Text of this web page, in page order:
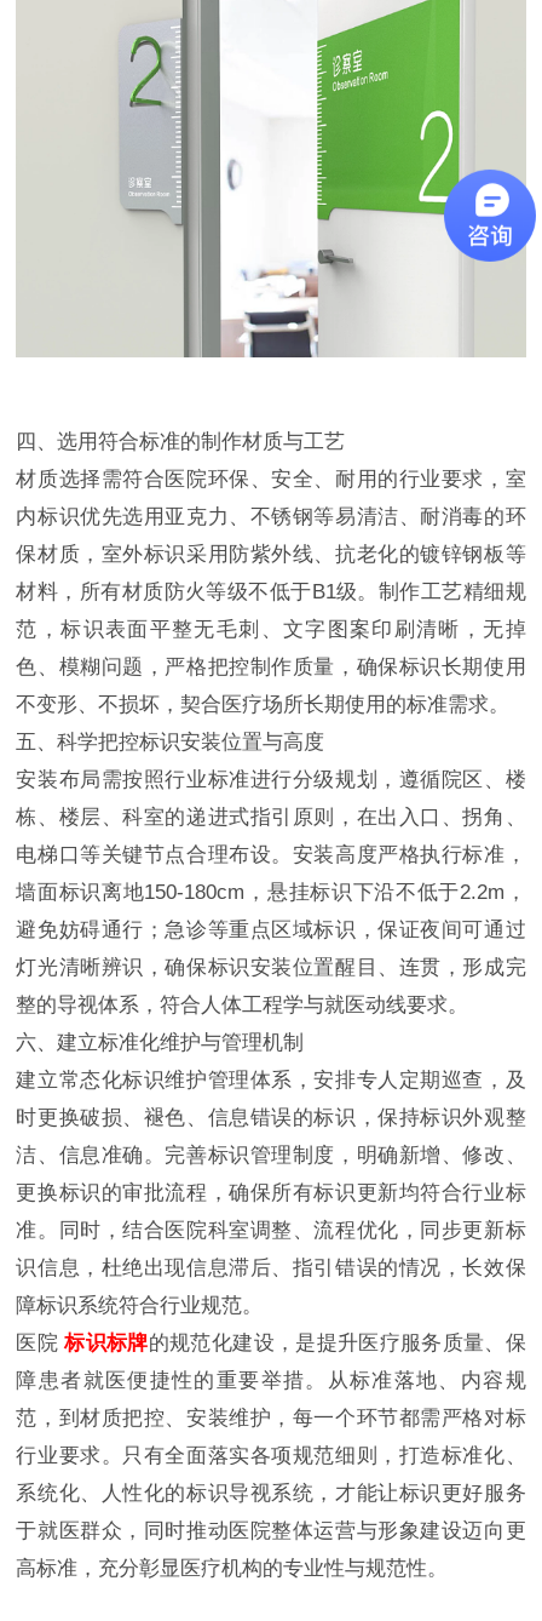
四、选用符合标准的制作材质与工艺
材质选择需符合医院环保、安全、耐用的行业要求，室
内标识优先选用亚克力、不锈钢等易清洁、耐消毒的环
保材质，室外标识采用防紫外线、抗老化的镀锌钢板等
材料，所有材质防火等级不低于B1级。制作工艺精细规
范，标识表面平整无毛刺、文字图案印刷清晰，无掉
色、模糊问题，严格把控制作质量，确保标识长期使用
不变形、不损坏，契合医疗场所长期使用的标准需求。
五、科学把控标识安装位置与高度
安装布局需按照行业标准进行分级规划，遵循院区、楼
栋、楼层、科室的递进式指引原则，在出入口、拐角、
电梯口等关键节点合理布设。安装高度严格执行标准，
墙面标识离地150-180cm，悬挂标识下沿不低于2.2m，
避免妨碍通行；急诊等重点区域标识，保证夜间可通过
灯光清晰辨识，确保标识安装位置醒目、连贯，形成完
整的导视体系，符合人体工程学与就医动线要求。
六、建立标准化维护与管理机制
建立常态化标识维护管理体系，安排专人定期巡查，及
时更换破损、褪色、信息错误的标识，保持标识外观整
洁、信息准确。完善标识管理制度，明确新增、修改、
更换标识的审批流程，确保所有标识更新均符合行业标
准。同时，结合医院科室调整、流程优化，同步更新标
识信息，杜绝出现信息滞后、指引错误的情况，长效保
障标识系统符合行业规范。
医院标识标牌的规范化建设，是提升医疗服务质量、保
障患者就医便捷性的重要举措。从标准落地、内容规
范，到材质把控、安装维护，每一个环节都需严格对标
行业要求。只有全面落实各项规范细则，打造标准化、
系统化、人性化的标识导视系统，才能让标识更好服务
于就医群众，同时推动医院整体运营与形象建设迈向更
高标准，充分彰显医疗机构的专业性与规范性。